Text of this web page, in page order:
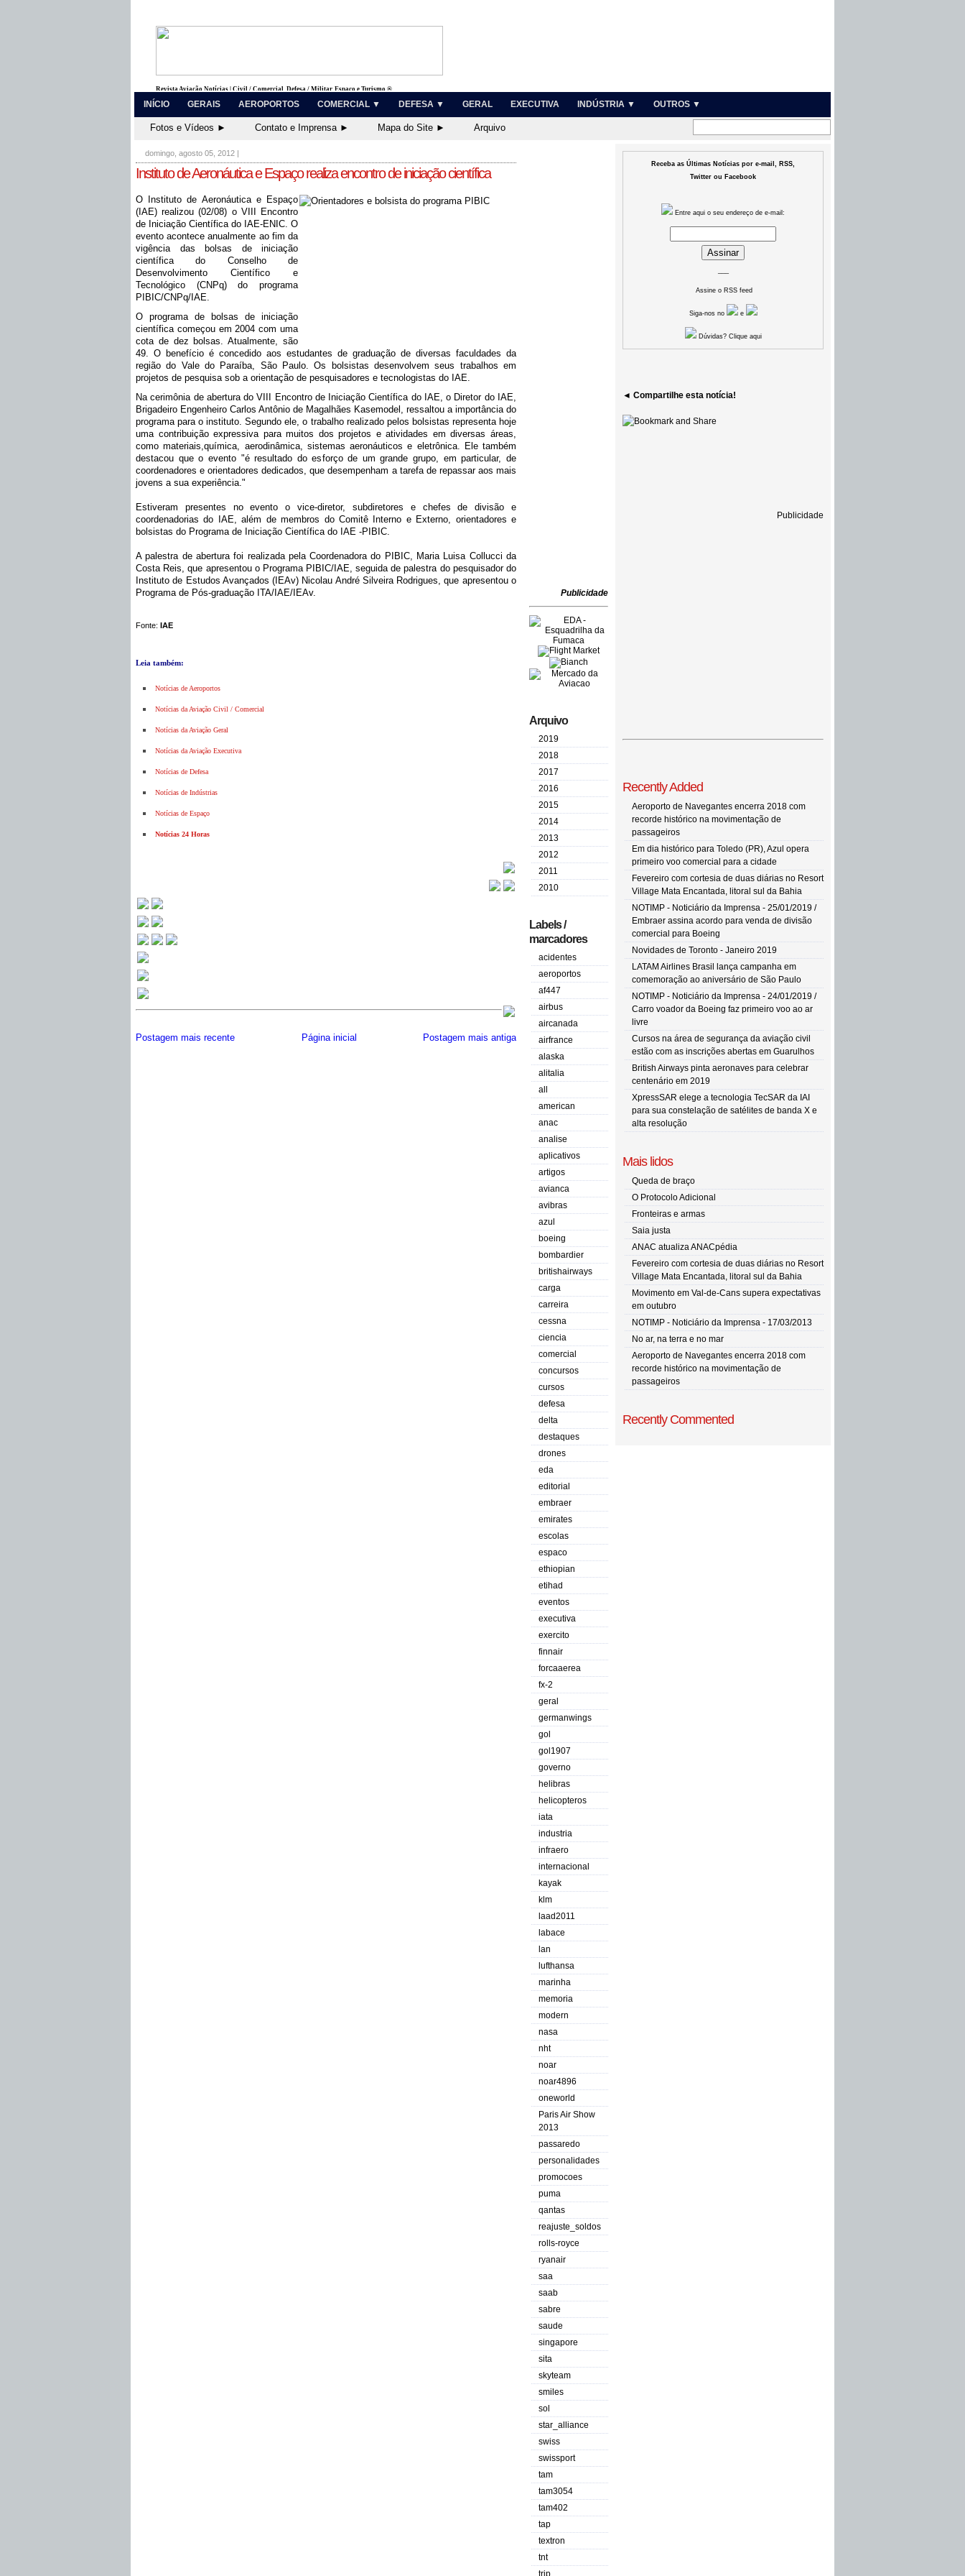
Revista Aviação Notícias | Civil / Comercial, Defesa / Militar, Espaço e Turismo ®
INÍCIO GERAIS AEROPORTOS COMERCIAL ▼ DEFESA ▼ GERAL EXECUTIVA INDÚSTRIA ▼ OUTROS ▼
Fotos e Vídeos ► Contato e Imprensa ► Mapa do Site ► Arquivo
domingo, agosto 05, 2012 |
Instituto de Aeronáutica e Espaço realiza encontro de iniciação científica
O Instituto de Aeronáutica e Espaço
(IAE) realizou (02/08) o VIII Encontro
de Iniciação Científica do IAE-ENIC. O
evento acontece anualmente ao fim da
vigência das bolsas de iniciação
científica do Conselho de
Desenvolvimento Científico e
Tecnológico (CNPq) do programa
PIBIC/CNPq/IAE.
O programa de bolsas de iniciação
científica começou em 2004 com uma
cota de dez bolsas. Atualmente, são
49. O benefício é concedido aos estudantes de graduação de diversas faculdades da
região do Vale do Paraíba, São Paulo. Os bolsistas desenvolvem seus trabalhos em
projetos de pesquisa sob a orientação de pesquisadores e tecnologistas do IAE.
Na cerimônia de abertura do VIII Encontro de Iniciação Científica do IAE, o Diretor do IAE,
Brigadeiro Engenheiro Carlos Antônio de Magalhães Kasemodel, ressaltou a importância do
programa para o instituto. Segundo ele, o trabalho realizado pelos bolsistas representa hoje
uma contribuição expressiva para muitos dos projetos e atividades em diversas áreas,
como materiais,química, aerodinâmica, sistemas aeronáuticos e eletrônica. Ele também
destacou que o evento "é resultado do esforço de um grande grupo, em particular, de
coordenadores e orientadores dedicados, que desempenham a tarefa de repassar aos mais
jovens a sua experiência."
Estiveram presentes no evento o vice-diretor, subdiretores e chefes de divisão e
coordenadorias do IAE, além de membros do Comitê Interno e Externo, orientadores e
bolsistas do Programa de Iniciação Científica do IAE -PIBIC.
A palestra de abertura foi realizada pela Coordenadora do PIBIC, Maria Luisa Collucci da
Costa Reis, que apresentou o Programa PIBIC/IAE, seguida de palestra do pesquisador do
Instituto de Estudos Avançados (IEAv) Nicolau André Silveira Rodrigues, que apresentou o
Programa de Pós-graduação ITA/IAE/IEAv.
Fonte: IAE
Leia também:
Notícias de Aeroportos
Notícias da Aviação Civil / Comercial
Notícias da Aviação Geral
Notícias da Aviação Executiva
Notícias de Defesa
Notícias de Indústrias
Notícias de Espaço
Notícias 24 Horas
Postagem mais recente Postagem mais antiga
Página inicial
Publicidade
Arquivo
2019
2018
2017
2016
2015
2014
2013
2012
2011
2010
Labels /
marcadores
acidentes
aeroportos
af447
airbus
aircanada
airfrance
alaska
alitalia
all
american
anac
analise
aplicativos
artigos
avianca
avibras
azul
boeing
bombardier
britishairways
carga
carreira
cessna
ciencia
comercial
concursos
cursos
defesa
delta
destaques
drones
eda
editorial
embraer
emirates
escolas
espaco
ethiopian
etihad
eventos
executiva
exercito
finnair
forcaaerea
fx-2
geral
germanwings
gol
gol1907
governo
helibras
helicopteros
iata
industria
infraero
internacional
kayak
klm
laad2011
labace
lan
lufthansa
marinha
memoria
modern
nasa
nht
noar
noar4896
oneworld
Paris Air Show
2013
passaredo
personalidades
promocoes
puma
qantas
reajuste_soldos
rolls-royce
ryanair
saa
saab
sabre
saude
singapore
sita
skyteam
smiles
sol
star_alliance
swiss
swissport
tam
tam3054
tam402
tap
textron
tnt
trip
Receba as Últimas Notícias por e-mail, RSS,
Twitter ou Facebook
Entre aqui o seu endereço de e-mail:
Assine o RSS feed
Siga-nos no e
Dúvidas? Clique aqui
◄ Compartilhe esta notícia!
Publicidade
Recently Added
Aeroporto de Navegantes encerra 2018 com
recorde histórico na movimentação de
passageiros
Em dia histórico para Toledo (PR), Azul opera
primeiro voo comercial para a cidade
Fevereiro com cortesia de duas diárias no Resort
Village Mata Encantada, litoral sul da Bahia
NOTIMP - Noticiário da Imprensa - 25/01/2019 /
Embraer assina acordo para venda de divisão
comercial para Boeing
Novidades de Toronto - Janeiro 2019
LATAM Airlines Brasil lança campanha em
comemoração ao aniversário de São Paulo
NOTIMP - Noticiário da Imprensa - 24/01/2019 /
Carro voador da Boeing faz primeiro voo ao ar
livre
Cursos na área de segurança da aviação civil
estão com as inscrições abertas em Guarulhos
British Airways pinta aeronaves para celebrar
centenário em 2019
XpressSAR elege a tecnologia TecSAR da IAI
para sua constelação de satélites de banda X e
alta resolução
Mais lidos
Queda de braço
O Protocolo Adicional
Fronteiras e armas
Saia justa
ANAC atualiza ANACpédia
Fevereiro com cortesia de duas diárias no Resort
Village Mata Encantada, litoral sul da Bahia
Movimento em Val-de-Cans supera expectativas
em outubro
NOTIMP - Noticiário da Imprensa - 17/03/2013
No ar, na terra e no mar
Aeroporto de Navegantes encerra 2018 com
recorde histórico na movimentação de
passageiros
Recently Commented